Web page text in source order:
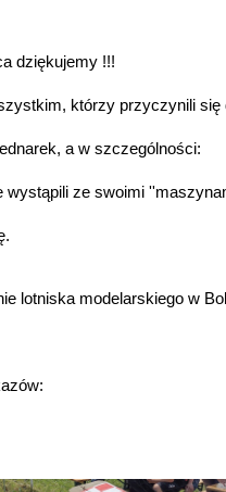
dziękujemy !!!
którzy przyczynili się
a w szczególności:
ze swoimi
lotniska modelarskiego w